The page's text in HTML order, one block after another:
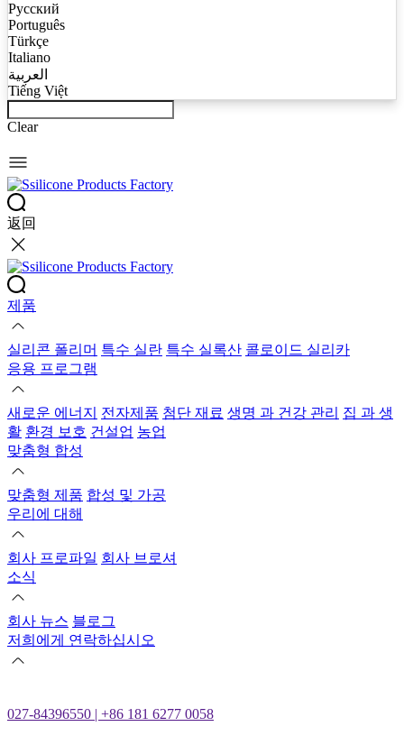
Русский
Português
Türkçe
Italiano
العربية
Tiếng Việt
Clear
返回
제품
실리콘 폴리머 특수 실란 특수 실록산 콜로이드 실리카
응용 프로그램
새로운 에너지 전자제품 첨단 재료 생명 과 건강 관리 집 과 생
활 환경 보호 건설업 농업
맞춤형 합성
맞춤형 제품 합성 및 가공
우리에 대해
회사 프로파일 회사 브로셔
소식
회사 뉴스 블로그
저희에게 연락하십시오
027-84396550 | +86 181 6277 0058